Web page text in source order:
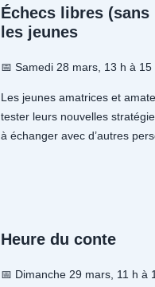
Échecs libres
les jeunes
📅 Samedi 28 mars, 13 h à
Les jeunes amatrices et
tester leurs nouvelles
à échanger avec d’autres
Heure du conte
📅 Dimanche 29 mars, 11 h à